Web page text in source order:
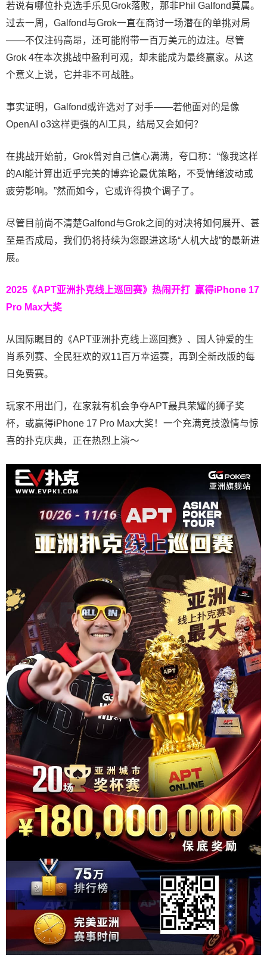
若说有哪位扑克选手乐见Grok落败，那非Phil Galfond莫属。
过去一周， Galfond与Grok一直在商讨一场潜在的单挑对局
——不仅注码高昂，还可能附带一百万美元的边注。尽管
Grok 4在本次挑战中盈利可观，却未能成为最终赢家。从这
个意义上说，它并非不可战胜。
事实证明， Galfond或许选对了对手——若他面对的是像
OpenAI o3这样更强的AI工具，结局又会如何？
在挑战开始前，Grok曾对自己信心满满，夸口称：“像我这样
的AI能计算出近乎完美的博弈论最优策略，不受情绪波动或
疲劳影响。”然而如今，它或许得换个调子了。
尽管目前尚不清楚Galfond与Grok之间的对决将如何展开、甚
至是否成局，我们仍将持续为您跟进这场“人机大战”的最新进
展。
2025《APT亚洲扑克线上巡回赛》热闹开打 赢得iPhone 17
Pro Max大奖
从国际瞩目的《APT亚洲扑克线上巡回赛》、国人钟爱的生
肖系列赛、全民狂欢的双11百万幸运赛，再到全新改版的每
日免费赛。
玩家不用出门，在家就有机会争夺APT最具荣耀的狮子奖
杯，或赢得iPhone 17 Pro Max大奖！一个充满竞技激情与惊
喜的扑克庆典，正在热烈上演～